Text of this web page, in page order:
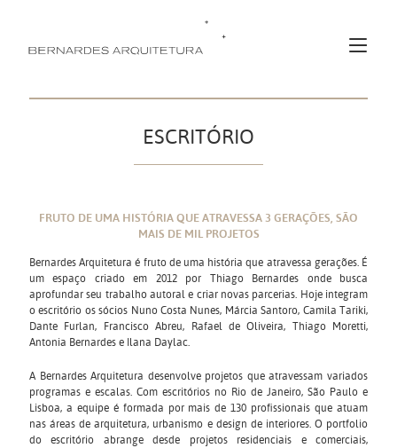
ESCRITÓRIO
FRUTO DE UMA HISTÓRIA QUE ATRAVESSA 3 GERAÇÕES, SÃO
MAIS DE MIL PROJETOS
Bernardes Arquitetura é fruto de uma história que atravessa gerações. É
um espaço criado em 2012 por Thiago Bernardes onde busca
aprofundar seu trabalho autoral e criar novas parcerias. Hoje integram
o escritório os sócios Nuno Costa Nunes, Márcia Santoro, Camila Tariki,
Dante Furlan, Francisco Abreu, Rafael de Oliveira, Thiago Moretti,
Antonia Bernardes e Ilana Daylac.
A Bernardes Arquitetura desenvolve projetos que atravessam variados
programas e escalas. Com escritórios no Rio de Janeiro, São Paulo e
Lisboa, a equipe é formada por mais de 130 profissionais que atuam
nas áreas de arquitetura, urbanismo e design de interiores. O portfolio
do escritório abrange desde projetos residenciais e comerciais,